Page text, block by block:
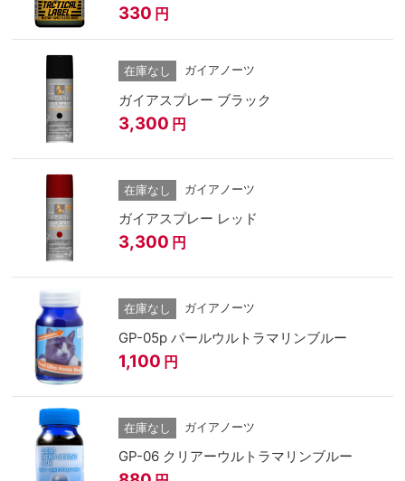
330 円
在庫なし ガイアノーツ
ガイアスプレー ブラック
3,300 円
在庫なし ガイアノーツ
ガイアスプレー レッド
3,300 円
在庫なし ガイアノーツ
GP-05p パールウルトラマリンブルー
1,100 円
在庫なし ガイアノーツ
GP-06 クリアーウルトラマリンブルー